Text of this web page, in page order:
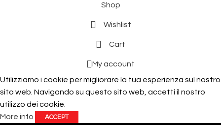
Shop
Wishlist
Cart
My account
Utilizziamo i cookie per migliorare la tua esperienza sul nostro
sito web. Navigando su questo sito web, accetti il ​​nostro
utilizzo dei cookie.
More info
ACCEPT